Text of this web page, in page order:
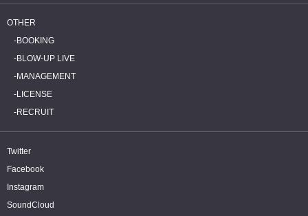
OTHER
BOOKING
BLOW-UP LIVE
MANAGEMENT
LICENSE
RECRUIT
Twitter
Facebook
Instagram
SoundCloud